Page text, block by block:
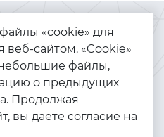
Каталог
Браслеты
Золото
Серебро
«cookie» для
веб-сайтом. «Cookie»
файлы,
о предыдущих
Продолжая
вы даете согласие на